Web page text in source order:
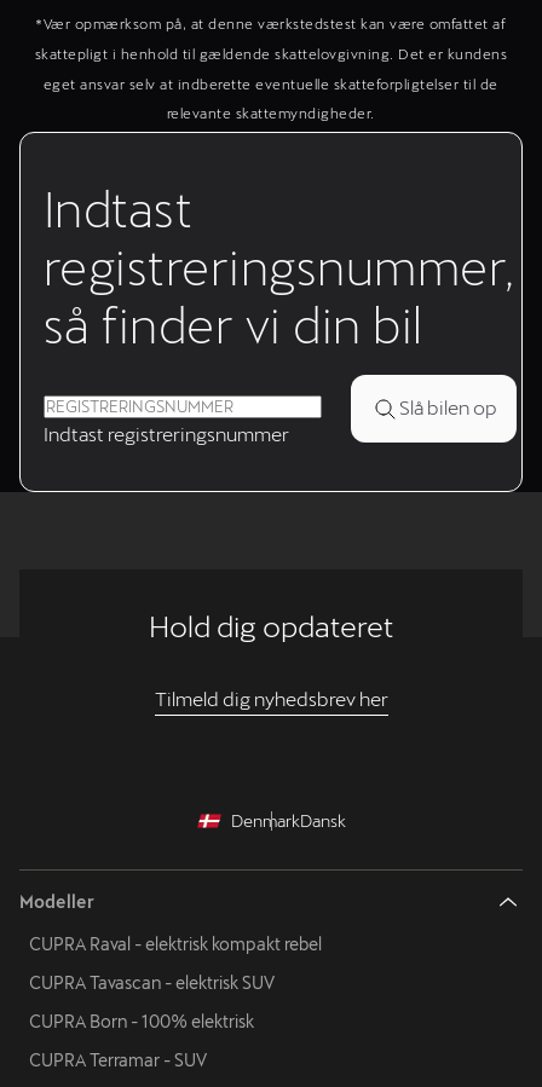
*Vær opmærksom på, at denne værkstedstest kan være omfattet af
skattepligt i henhold til gældende skattelovgivning. Det er kundens
eget ansvar selv at indberette eventuelle skatteforpligtelser til de
relevante skattemyndigheder.
Indtast
registreringsnummer,
så finder vi din bil
Indtast registreringsnummer
Slå bilen op
Hold dig opdateret
Tilmeld dig nyhedsbrev her
DenmarkDansk
Modeller
CUPRA Raval - elektrisk kompakt rebel
CUPRA Tavascan - elektrisk SUV
CUPRA Born - 100% elektrisk
CUPRA Terramar - SUV